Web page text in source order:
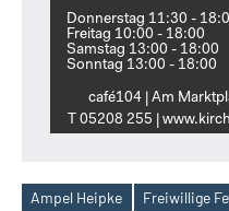
Donnerstag 11:30 -
Freitag 10:00 - 18:00
Samstag 13:00 - 18:00
Sonntag 13:00 - 18:00
café104 | Am
T 05208 255 |
Ampel Heipke Freiwillige